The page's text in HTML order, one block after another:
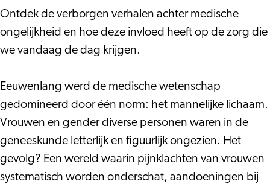
Ontdek de verborgen verhalen achter medische
ongelijkheid en hoe deze invloed heeft op de zorg die
we vandaag de dag krijgen.
Eeuwenlang werd de medische wetenschap
gedomineerd door één norm: het mannelijke lichaam.
Vrouwen en gender diverse personen waren in de
geneeskunde letterlijk en figuurlijk ongezien. Het
gevolg? Een wereld waarin pijnklachten van vrouwen
systematisch worden onderschat, aandoeningen bij